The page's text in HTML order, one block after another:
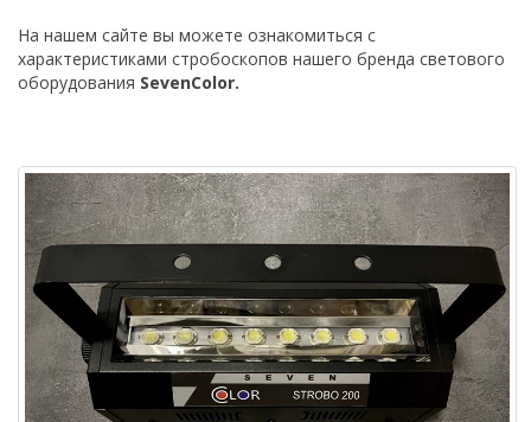
На нашем сайте вы можете ознакомиться с
характеристиками стробоскопов нашего бренда светового
оборудования SevenColor.